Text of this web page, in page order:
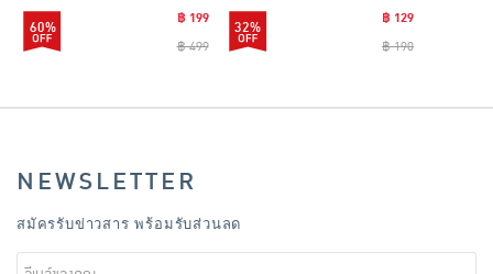
60%
฿ 199
฿ 499
32%
฿ 129
฿ 190
NEWSLETTER
สมัครรับข่าวสาร พร้อมรับส่วนลด